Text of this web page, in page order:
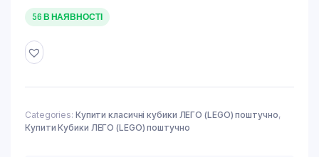
56 В НАЯВНОСТІ
Categories: Купити класичні кубики ЛЕГО (LEGO) поштучно,
Купити Кубики ЛЕГО (LEGO) поштучно